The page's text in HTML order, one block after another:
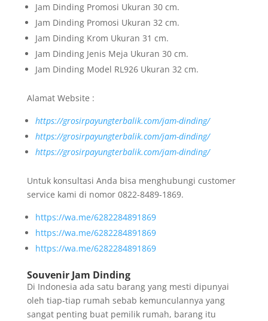
Jam Dinding Promosi Ukuran 30 cm.
Jam Dinding Promosi Ukuran 32 cm.
Jam Dinding Krom Ukuran 31 cm.
Jam Dinding Jenis Meja Ukuran 30 cm.
Jam Dinding Model RL926 Ukuran 32 cm.
Alamat Website :
https://grosirpayungterbalik.com/jam-dinding/
https://grosirpayungterbalik.com/jam-dinding/
https://grosirpayungterbalik.com/jam-dinding/
Untuk konsultasi Anda bisa menghubungi customer
service kami di nomor 0822-8489-1869.
https://wa.me/6282284891869
https://wa.me/6282284891869
https://wa.me/6282284891869
Souvenir Jam Dinding
Di Indonesia ada satu barang yang mesti dipunyai
oleh tiap-tiap rumah sebab kemunculannya yang
sangat penting buat pemilik rumah, barang itu